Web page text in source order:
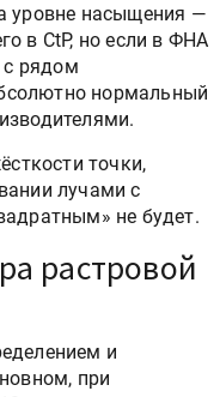
уровне насыщения —
в CtP, но если в ФНА
с рядом
нормальный
точки,
лучами с
не будет.
растровой
и
при